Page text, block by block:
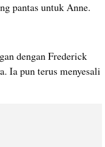
pantas untuk Anne.
dengan Frederick
Ia pun terus menyesali